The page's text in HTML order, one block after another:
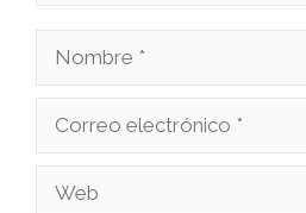
Nombre
Correo
Web